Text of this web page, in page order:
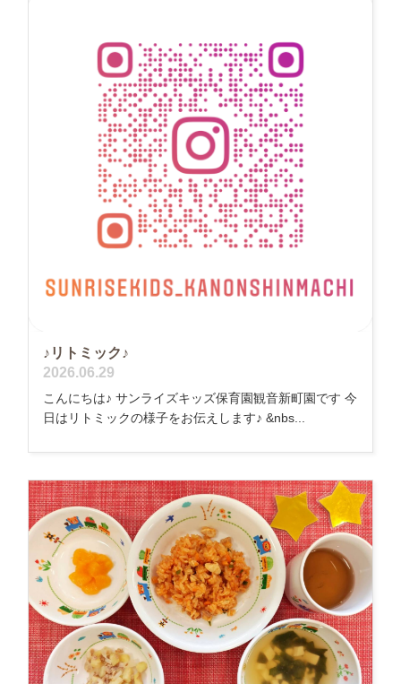
♪リトミック♪
2026.06.29
こんにちは♪ サンライズキッズ保育園観音新町園です 今
日はリトミックの様子をお伝えします♪ &nbs...